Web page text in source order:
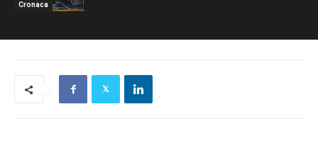
Cronaca